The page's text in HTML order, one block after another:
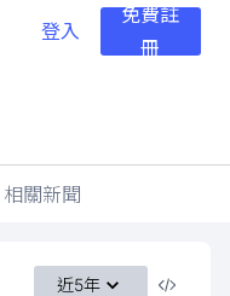
登入
免費註
冊
相關新聞
近5年